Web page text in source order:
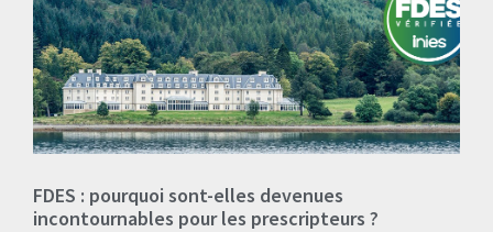
FDES : pourquoi sont-elles devenues
incontournables pour les prescripteurs ?